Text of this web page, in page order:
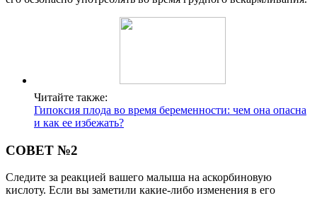
Читайте также:
Гипоксия плода во время беременности: чем она опасна
и как ее избежать?
СОВЕТ №2
Следите за реакцией вашего малыша на аскорбиновую
кислоту. Если вы заметили какие-либо изменения в его